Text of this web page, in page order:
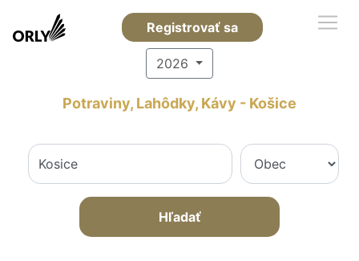
Registrovať sa
2026
Potraviny, Lahôdky, Kávy - Košice
Hľadať